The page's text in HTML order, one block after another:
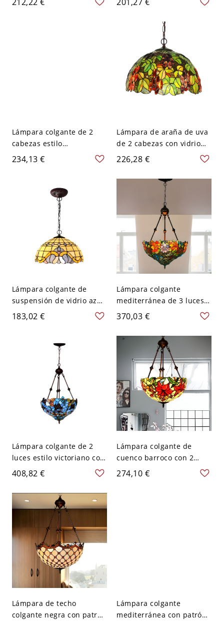
colgante mediterráneo
luces verdes, 16" de
Lámpara colgante de 2
cabezas estilo
mediterráneo con cúpula
de vidrio cortado amarillo
234,13 €
Lámpara de araña de uva
de 2 cabezas con vidrio
teñido verde barroco y
pantalla abovedada
226,28 €
Lámpara colgante de
suspensión de vidrio azul
manchado en forma de
tazón Tiffany de 16" W
183,02 €
Lámpara colgante
mediterránea de 3 luces
con flores de vidrio
cortado verde para sala
de estar
370,03 €
Lámpara colgante de 2
luces estilo victoriano con
tazón de vidrio azul
cortado a mano y patrón
de pétalos
408,82 €
Lámpara colgante de
cuenco barroco con 2
luces, vidrio cortado rojo
con patrón de flores
274,10 €
Lámpara de techo
colgante negra con patrón
Lámpara colgante
mediterránea con patrón